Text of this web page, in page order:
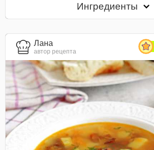
Ингредиенты
Лана
автор рецепта